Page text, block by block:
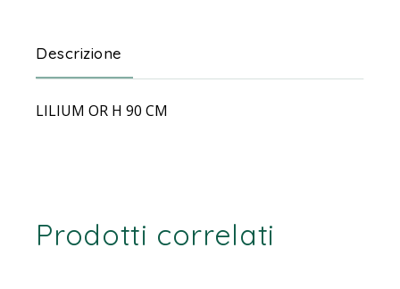
Descrizione
LILIUM OR H 90 CM
Prodotti correlati